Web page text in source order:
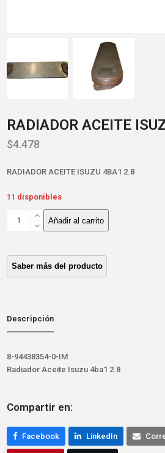
RADIADOR ACEITE
$4.478
RADIADOR ACEITE ISUZU 4BA1 2.8
11 disponibles
RADIADOR
4BA1
2.8
cantidad
Añadir al carrito
Descripción
8-94438354-0-IM
Radiador Aceite Isuzu 4ba1 2.8
Compartir en:
Facebook LinkedIn